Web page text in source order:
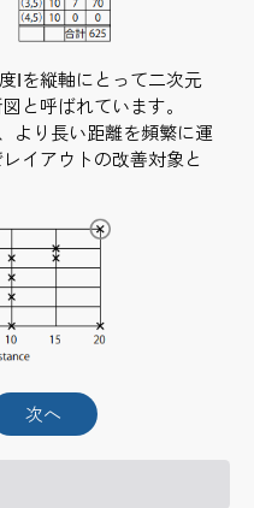
Iを縦軸にとって二次元
と呼ばれています。
より長い距離を頻繁に運
イアウトの改善対象と
次へ